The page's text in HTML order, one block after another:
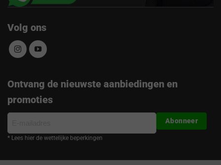
Volg ons
Ontvang de nieuwste aanbiedingen en
promoties
mailadres
* Lees hier de wettelijke beperkingen
Abonneer